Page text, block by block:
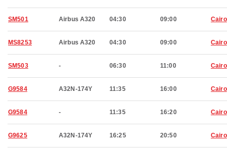
SM501 Airbus A320 04:30 09:00 Cairo
MS8253 Airbus A320 04:30 09:00 Cairo
SM503 - 06:30 11:00 Cairo
G9584 A32N-174Y 11:35 16:00 Cairo
G9584 - 11:35 16:20 Cairo
G9625 A32N-174Y 16:25 20:50 Cairo